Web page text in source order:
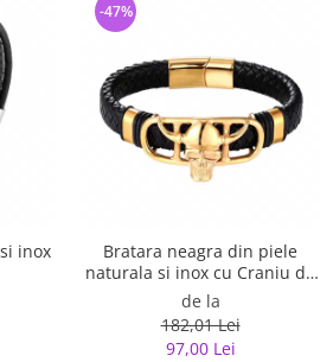
inox
Bratara neagra din piele
naturala si inox cu Craniu de
Viking
de la
182,01 Lei
97,00 Lei
-47%